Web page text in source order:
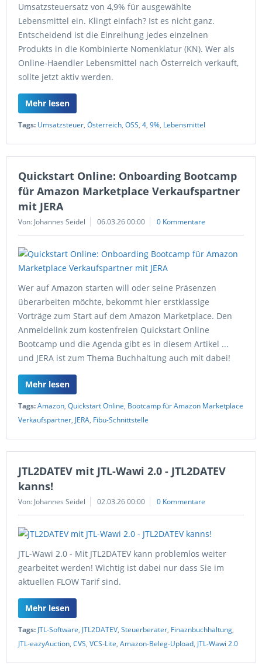
Umsatzsteuersatz von 4,9% für ausgewählte
Lebensmittel ein. Klingt einfach? Ist es nicht ganz.
Entscheidend ist die Einreihung jedes einzelnen
Produkts in die Kombinierte Nomenklatur (KN). Wer als
Online-Haendler Lebensmittel nach Österreich verkauft,
sollte jetzt aktiv werden.
Mehr lesen
Tags: Umsatzsteuer, Österreich, OSS, 4, 9%, Lebensmittel
Quickstart Online: Onboarding Bootcamp
für Amazon Marketplace Verkaufspartner
mit JERA
Von: Johannes Seidel 06.03.26 00:00 0 Kommentare
Wer auf Amazon starten will oder seine Präsenzen
überarbeiten möchte, bekommt hier erstklassige
Vorträge zum Start auf dem Amazon Marketplace. Den
Anmeldelink zum kostenfreien Quickstart Online
Bootcamp und die Agenda gibt es in diesem Artikel ...
und JERA ist zum Thema Buchhaltung auch mit dabei!
Mehr lesen
Tags:Amazon, Quickstart Online, Bootcamp für Amazon Marketplace
Verkaufspartner, JERA, Fibu-Schnittstelle
JTL2DATEV mit JTL-Wawi 2.0 - JTL2DATEV
kanns!
Von: Johannes Seidel 02.03.26 00:00 0 Kommentare
JTL-Wawi 2.0 - Mit JTL2DATEV kann problemlos weiter
gearbeitet werden! Wichtig ist dabei nur dass Sie im
aktuellen FLOW Tarif sind.
Mehr lesen
Tags: JTL-Software, JTL2DATEV, Steuerberater, Finaznbuchhaltung,
JTL-eazyAuction, CVS, VCS-Lite, Amazon-Beleg-Upload, JTL-Wawi 2.0